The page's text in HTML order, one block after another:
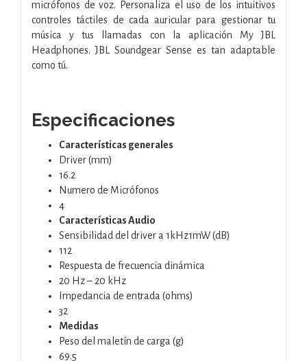
micrófonos de voz. Personaliza el uso de los intuitivos
controles táctiles de cada auricular para gestionar tu
música y tus llamadas con la aplicación My JBL
Headphones. JBL Soundgear Sense es tan adaptable
como tú.
Especificaciones
Características generales
Driver (mm)
16.2
Numero de Micrófonos
4
Características Audio
Sensibilidad del driver a 1kHz1mW (dB)
112
Respuesta de frecuencia dinámica
20 Hz – 20 kHz
Impedancia de entrada (ohms)
32
Medidas
Peso del maletín de carga (g)
69.5